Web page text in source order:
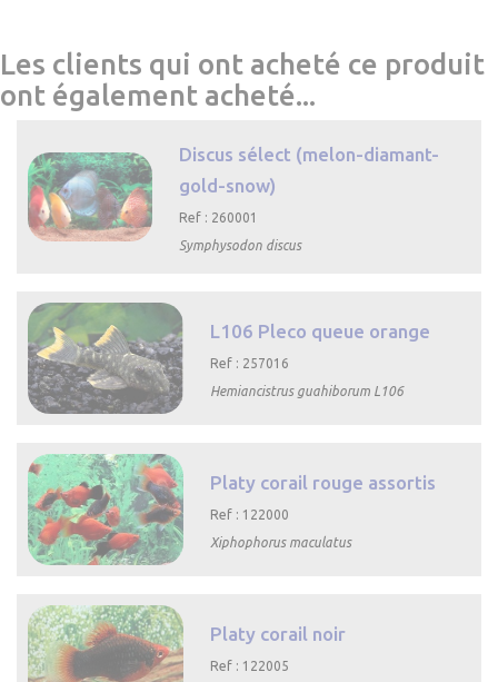
Les clients qui ont acheté ce produit
ont également acheté...
Discus sélect (melon-diamant-
gold-snow)
Ref : 260001
Symphysodon discus
L106 Pleco queue orange
Ref : 257016
Hemiancistrus guahiborum L106
Platy corail rouge assortis
Ref : 122000
Xiphophorus maculatus
Platy corail noir
Ref : 122005